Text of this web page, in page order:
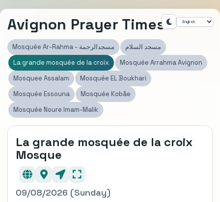
Avignon Prayer Times
Mosquée Ar-Rahma - مسجدالرحمة
مسجد السلام
La grande mosquée de la croix
Mosquée Arrahma Avignon
Mosquee Assalam
Mosquée EL Boukhari
Mosquée Essouna
Mosquée Kobâe
Mosquée Noure Imam-Malik
La grande mosquée de la croix
Mosque
09/08/2026 (Sunday)